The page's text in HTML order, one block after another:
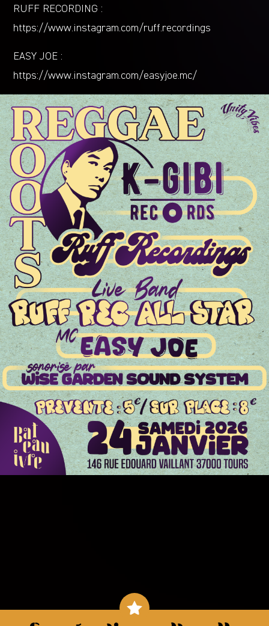
RUFF RECORDING :
https://www.instagram.com/ruff.recordings
EASY JOE :
https://www.instagram.com/easyjoe.mc/